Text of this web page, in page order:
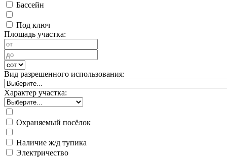
Бассейн
Под ключ
Площадь участка:
Вид разрешенного использования:
Характер участка:
Охраняемый посёлок
Наличие ж/д тупика
Электричество